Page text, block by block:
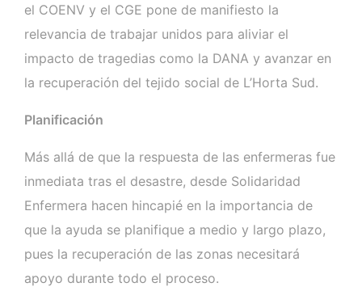
el COENV y el CGE pone de manifiesto la
relevancia de trabajar unidos para aliviar el
impacto de tragedias como la DANA y avanzar en
la recuperación del tejido social de L’Horta Sud.
Planificación
Más allá de que la respuesta de las enfermeras fue
inmediata tras el desastre, desde Solidaridad
Enfermera hacen hincapié en la importancia de
que la ayuda se planifique a medio y largo plazo,
pues la recuperación de las zonas necesitará
apoyo durante todo el proceso.